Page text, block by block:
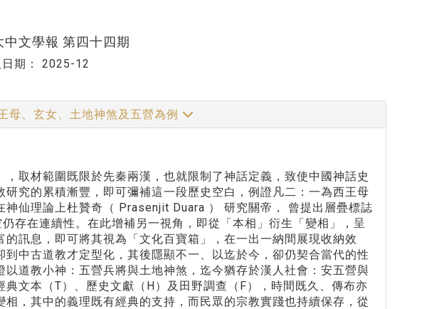
中文學報 第四十四期
期： 2025-12
母、玄女、土地神煞及五營為例
取材範圍既限於先秦兩漢，也就限制了神話定義，致使中國神話史
究的累積漸豐，即可彌補這一段歷史空白，例證凡二：一為西王母
仙理論上杜贊奇（ Prasenjit Duara ） 研究關帝， 曾提出層疊標誌
存在連續性。在此增補另一視角，即從「本相」衍生「變相」，呈
訊息，即可將其視為「文化百寶箱」，在一出一納間展現收納效
中古道教才定型化，其後隱顯不一、以迄於今，卻仍契合當代的性
道教小神：五營兵將與土地神煞，迄今猶存於漢人社會：安五營與
文本（T）、歷史文獻（H）及田野調查（F），時間既久、傳布亦
，其中的義理既有經典的支持，而民眾的宗教實踐也持續保存，從